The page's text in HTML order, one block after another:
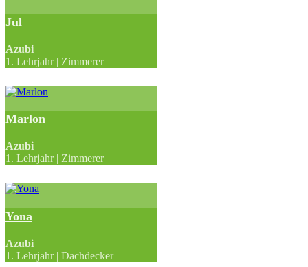
Jul
Azubi
1. Lehrjahr | Zimmerer
Marlon
Azubi
1. Lehrjahr | Zimmerer
Yona
Azubi
1. Lehrjahr | Dachdecker